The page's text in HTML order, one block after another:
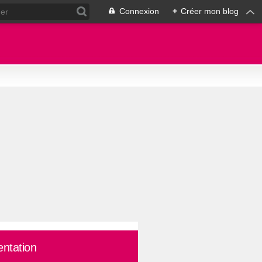
Connexion + Créer mon blog